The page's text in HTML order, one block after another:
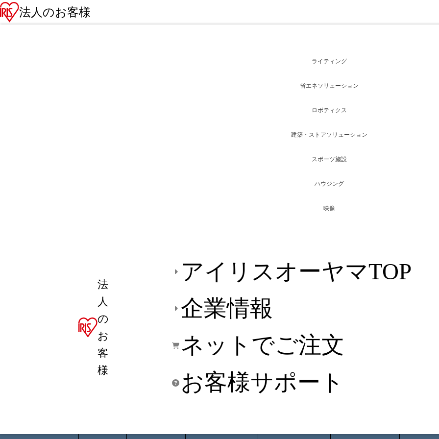
法人のお客様
法
人
の
お
客
様
アイリスオーヤマTOP
企業情報
ネットでご注文
お客様サポート
ライティング
省エネソリューション
ロボティクス
建築・ストアソリューション
スポーツ施設
ハウジング
映像